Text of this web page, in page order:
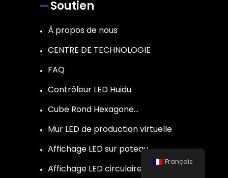
Soutien
À propos de nous
CENTRE DE TECHNOLOGIE
FAQ
Contrôleur LED Huidu
Cube Rond Hexagone…
Mur LED de production virtuelle
Affichage LED sur poteau
Affichage LED circulaire
Français